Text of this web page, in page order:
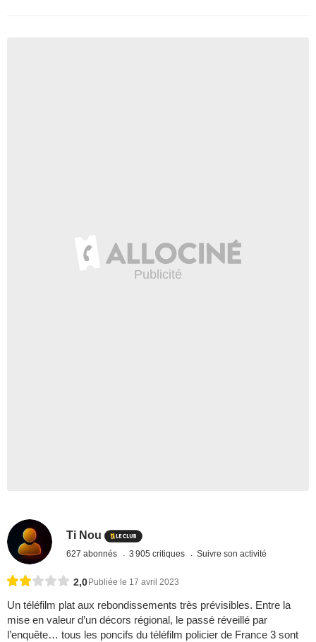
Ti Nou
627 abonnés 3 905 critiques Suivre son activité
2,0 Publiée le 17 avril 2023
Un téléfilm plat aux rebondissements très prévisibles. Entre la
mise en valeur d’un décors régional, le passé réveillé par
l’enquête… tous les poncifs du téléfilm policier de France 3 sont